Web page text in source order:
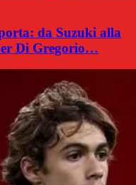
da Suzuki alla
Di Gregorio…